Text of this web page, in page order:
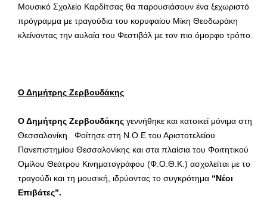
Μουσικό Σχολείο Καρδίτσας θα παρουσιάσουν ένα ξεχωριστό
πρόγραμμα με τραγούδια του κορυφαίου Μίκη Θεοδωράκη
κλείνοντας την αυλαία του Φεστιβάλ με τον πιο όμορφο τρόπο.
Ο Δημήτρης Ζερβουδάκης
Ο Δημήτρης Ζερβουδάκης γεννήθηκε και κατοικεί μόνιμα στη
Θεσσαλονίκη. Φοίτησε στη Ν.Ο.Ε του Αριστοτελείου
Πανεπιστημίου Θεσσαλονίκης και στα πλαίσια του Φοιτητικού
Ομίλου Θεάτρου Κινηματογράφου (Φ.Ο.Θ.Κ.) ασχολείται με το
τραγούδι και τη μουσική, ιδρύοντας το συγκρότημα “Νέοι
Επιβάτες”.